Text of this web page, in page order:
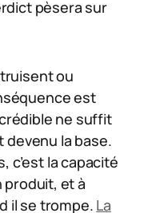
pèsera sur
ou
est
ne suffit
devenu la base.
c’est la capacité
produit, et à
il se trompe. La